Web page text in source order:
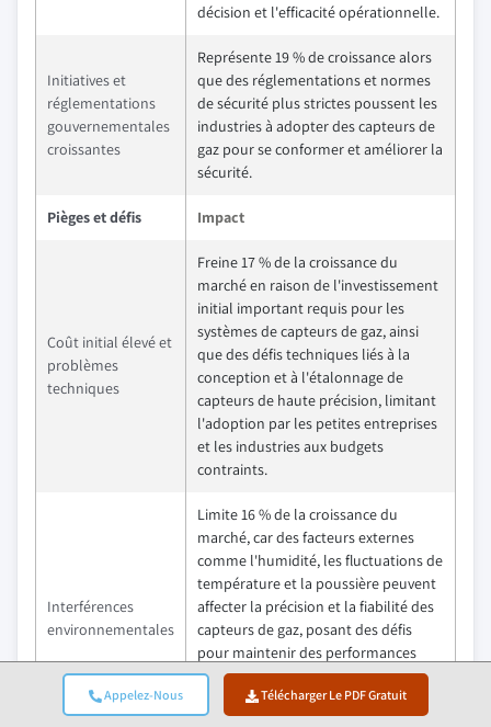
Appelez-Nous Télécharger Le PDF Gratuit
décision et l'efficacité opérationnelle.
Initiatives et
réglementations
gouvernementales
croissantes
Représente 19 % de croissance alors
que des réglementations et normes
de sécurité plus strictes poussent les
industries à adopter des capteurs de
gaz pour se conformer et améliorer la
sécurité.
Pièges et défis Impact
Coût initial élevé et
problèmes
techniques
Freine 17 % de la croissance du
marché en raison de l'investissement
initial important requis pour les
systèmes de capteurs de gaz, ainsi
que des défis techniques liés à la
conception et à l'étalonnage de
capteurs de haute précision, limitant
l'adoption par les petites entreprises
et les industries aux budgets
contraints.
Interférences
environnementales
Limite 16 % de la croissance du
marché, car des facteurs externes
comme l'humidité, les fluctuations de
température et la poussière peuvent
affecter la précision et la fiabilité des
capteurs de gaz, posant des défis
pour maintenir des performances
constantes, en particulier dans les
environnements extérieurs ou
difficiles.